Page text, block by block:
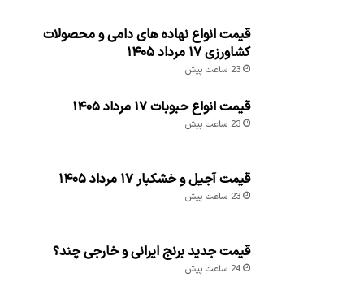
قیمت انواع نهاده های دامی و محصولات
کشاورزی ۱۷ مرداد ۱۴۰۵
23 ساعت پیش
قیمت انواع حبوبات ۱۷ مرداد ۱۴۰۵
23 ساعت پیش
قیمت آجیل و خشکبار ۱۷ مرداد ۱۴۰۵
23 ساعت پیش
قیمت جدید برنج ایرانی و خارجی چند؟
24 ساعت پیش